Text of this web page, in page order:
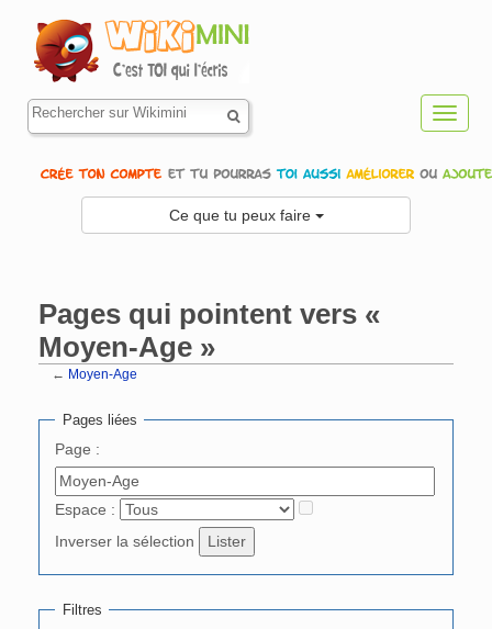
Ce que tu peux faire
Pages qui pointent vers «
Moyen-Age »
← Moyen-Age
Pages liées
Page :
Espace :
Inverser la sélection
Filtres